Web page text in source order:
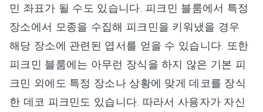
민 좌표가 될 수도 있습니다. 피크민 블룸에서 특정
장소에서 모종을 수집해 피크민을 키워냈을 경우
해당 장소에 관련된 엽서를 얻을 수 있습니다. 또한
피크민 블룸에는 아무런 장식을 하지 않은 기본 피
크민 외에도 특정 장소나 상황에 맞게 데코를 장식
한 데코 피크민도 있습니다. 따라서 사용자가 자신